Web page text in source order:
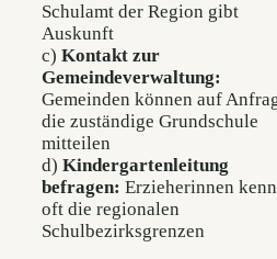
Schulamt der Region gibt
Auskunft
c) Kontakt zur
Gemeindeverwaltung:
Gemeinden können auf
die zuständige Grundschule
mitteilen
d) Kindergartenleitung
befragen: Erzieherinnen
oft die regionalen
Schulbezirksgrenzen